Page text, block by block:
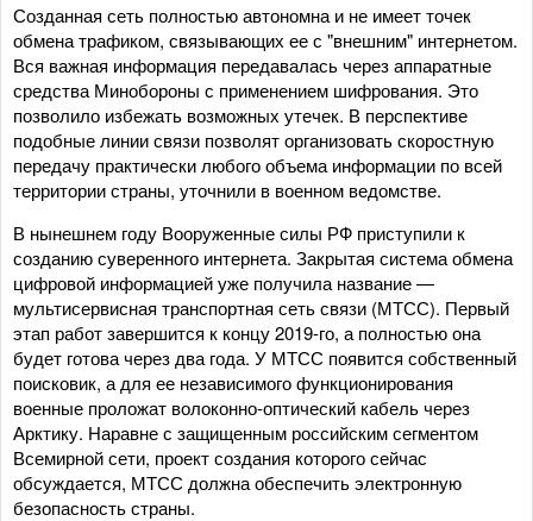
Созданная сеть полностью автономна и не имеет точек
обмена трафиком, связывающих ее с "внешним" интернетом.
Вся важная информация передавалась через аппаратные
средства Минобороны с применением шифрования. Это
позволило избежать возможных утечек. В перспективе
подобные линии связи позволят организовать скоростную
передачу практически любого объема информации по всей
территории страны, уточнили в военном ведомстве.
В нынешнем году Вооруженные силы РФ приступили к
созданию суверенного интернета. Закрытая система обмена
цифровой информацией уже получила название —
мультисервисная транспортная сеть связи (МТСС). Первый
этап работ завершится к концу 2019-го, а полностью она
будет готова через два года. У МТСС появится собственный
поисковик, а для ее независимого функционирования
военные проложат волоконно-оптический кабель через
Арктику. Наравне с защищенным российским сегментом
Всемирной сети, проект создания которого сейчас
обсуждается, МТСС должна обеспечить электронную
безопасность страны.